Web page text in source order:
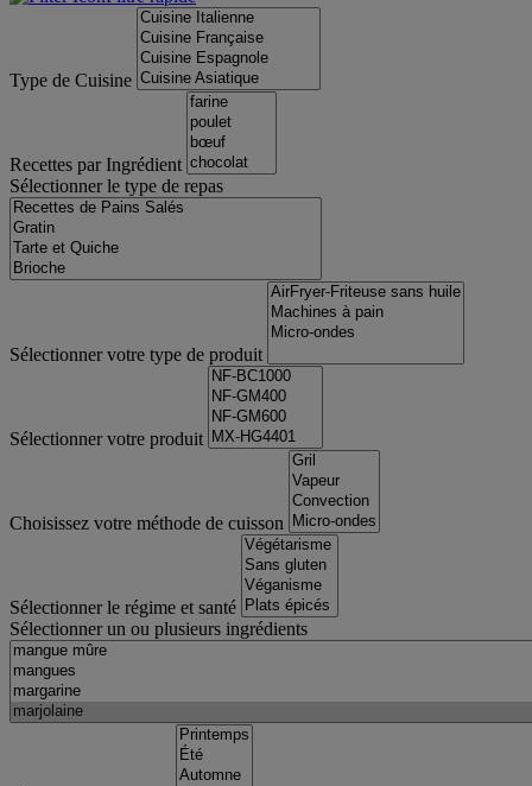
Type de Cuisine
Recettes par Ingrédient
Sélectionner le type de repas
Sélectionner votre type de produit
Sélectionner votre produit
Choisissez votre méthode de cuisson
Sélectionner le régime et santé
Sélectionner un ou plusieurs ingrédients